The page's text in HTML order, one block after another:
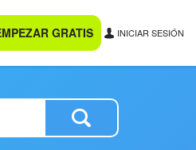
GRATIS INICIAR SESIÓN